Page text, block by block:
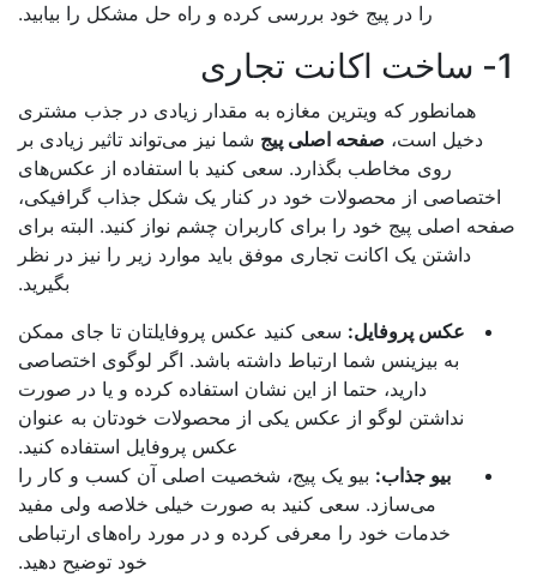
را در پیج خود بررسی کرده و راه حل مشکل را بیابید.
همانطور که ویترین مغازه به مقدار زیادی در جذب مشتری
دخیل است،صفحه اصلی پیجشما نیز می‌تواند تاثیر زیادی بر
روی مخاطب بگذارد. سعی کنید با استفاده از عکس‌های
اختصاصی از محصولات خود در کنار یک شکل جذاب گرافیکی،
اصلی پیج خود را برای کاربران چشم نواز کنید. البته برای
داشتن یک اکانت تجاری موفق باید موارد زیر را نیز در نظر
بگیرید.
عکس پروفایل:سعی کنید عکس پروفایلتان تا جای ممکن
به بیزینس شما ارتباط داشته باشد. اگر لوگوی اختصاصی
دارید، حتما از این نشان استفاده کرده و یا در صورت
نداشتن لوگو از عکس یکی از محصولات خودتان به عنوان
عکس پروفایل استفاده کنید.
بیو جذاب:بیو یک پیج، شخصیت اصلی آن کسب و کار را
می‌سازد. سعی کنید به صورت خیلی خلاصه ولی مفید
خدمات خود را معرفی کرده و در مورد راه‌های ارتباطی
خود توضیح دهید.